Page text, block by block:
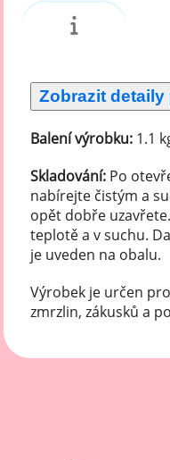
Balení výrobku: 1.1
Skladování: Po
nabírejte čistým a
opět dobře
teplotě a v suchu.
je uveden na obalu.
Výrobek je určen
zmrzlin, zákusků a